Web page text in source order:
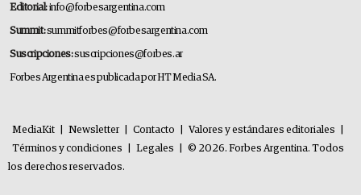
Editorial:info@forbesargentina.com
Summit:summitforbes@forbesargentina.com
Suscripciones:suscripciones@forbes.ar
Forbes Argentina es publicada por HT Media SA.
MediaKit Newsletter Contacto Valores y estándares editoriales
Términos y condiciones
Legales
© 2026. Forbes Argentina. Todos
los derechos reservados.